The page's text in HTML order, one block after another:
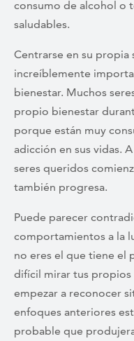
consumo de alcohol o
saludables.
Centrarse en su propia
increíblemente
bienestar. Muchos
propio bienestar
porque están muy
adicción en sus vidas.
seres queridos
también progresa.
Puede parecer
comportamientos a la
no eres el que tiene el
difícil mirar tus propios
empezar a reconocer
enfoques anteriores
probable que